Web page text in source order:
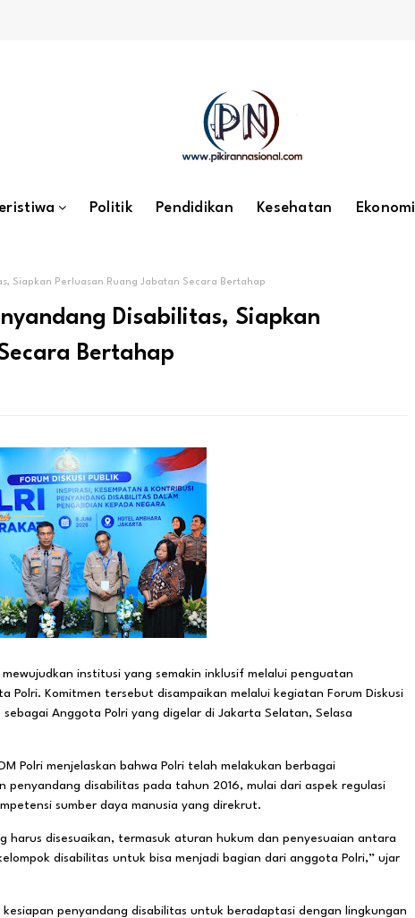
Politik Pendidikan Kesehatan Ekonomi
Siapkan Perluasan Ruang Jabatan Secara Bertahap
Disabilitas, Siapkan
Bertahap
institusi yang semakin inklusif melalui penguatan
Polri. Komitmen tersebut disampaikan melalui kegiatan Forum Diskusi
Anggota Polri yang digelar di Jakarta Selatan, Selasa
Polri menjelaskan bahwa Polri telah melakukan berbagai
penyandang disabilitas pada tahun 2016, mulai dari aspek regulasi
sumber daya manusia yang direkrut.
harus disesuaikan, termasuk aturan hukum dan penyesuaian antara
disabilitas untuk bisa menjadi bagian dari anggota Polri,” ujar
penyandang disabilitas untuk beradaptasi dengan lingkungan